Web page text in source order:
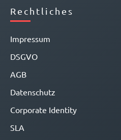
Rechtliches
Impressum
DSGVO
AGB
Datenschutz
Corporate Identity
SLA